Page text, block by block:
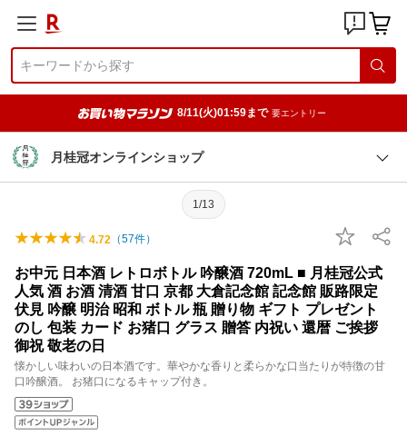
8/11(火)01:59まで 要エントリー
月桂冠オンラインショップ
1/13
4.72 （57件）
お中元 日本酒 レトロボトル 吟醸酒 720mL ■ 月桂冠公式
人気 酒 お酒 清酒 甘口 京都 大倉記念館 記念館 販路限定
伏見 吟醸 明治 昭和 ボトル 瓶 贈り物 ギフト プレゼント
のし 包装 カード お猪口 グラス 贈答 内祝い 還暦 ご挨拶
御祝 敬老の日
懐かしい味わいの日本酒です。華やかな香りと柔らかな口当たりが特徴の甘
口吟醸酒。 お猪口になるキャップ付き。